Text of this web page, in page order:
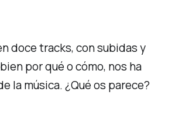
doce tracks, con subidas y
por qué o cómo, nos ha
la música. ¿Qué os parece?